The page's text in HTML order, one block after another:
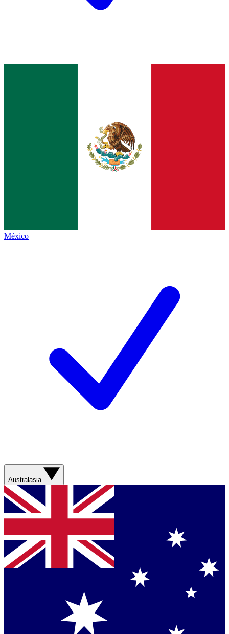
México
Australasia